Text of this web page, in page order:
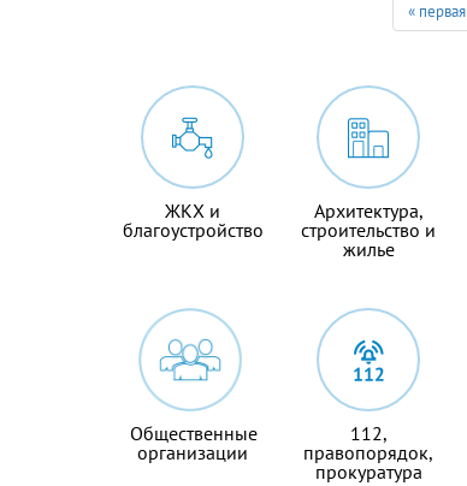
« первая
ЖКХ и
благоустройство
Архитектура,
строительство и
жилье
Общественные
организации
112,
правопорядок,
прокуратура